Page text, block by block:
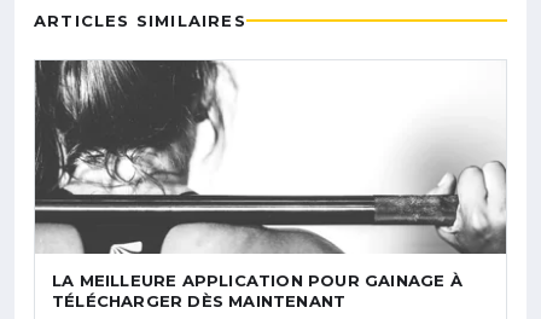
ARTICLES SIMILAIRES
LA MEILLEURE APPLICATION POUR GAINAGE À
TÉLÉCHARGER DÈS MAINTENANT